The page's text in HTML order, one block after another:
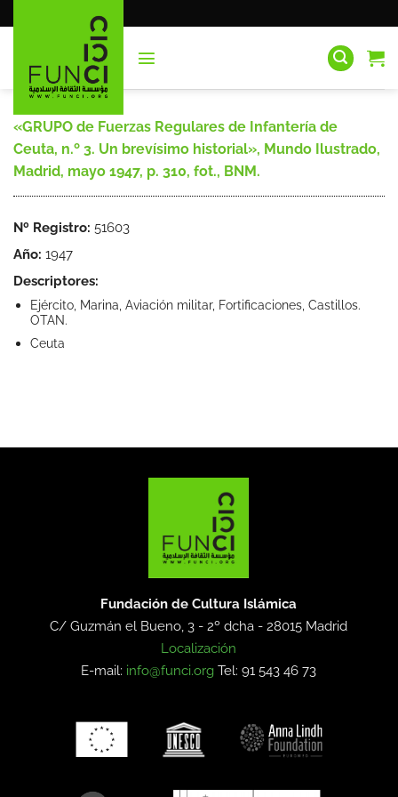
al
«GRUPO de Fuerzas Regulares de Infantería de
Ceuta, n.º 3. Un brevísimo historial», Mundo Ilustrado,
Madrid, mayo 1947, p. 310, fot., BNM.
Nº Registro: 51603
Año: 1947
Descriptores:
Ejército, Marina, Aviación militar, Fortificaciones, Castillos.
OTAN.
Ceuta
Fundación de Cultura Islámica
C/ Guzmán el Bueno, 3 - 2º dcha -28015 Madrid
Localización
E-mail: info@funci.org Tel: 91 543 46 73